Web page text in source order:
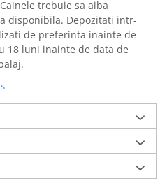
trebuie sa aiba
disponibila. Depozitati intr-
de preferinta inainte de
18 luni inainte de data de